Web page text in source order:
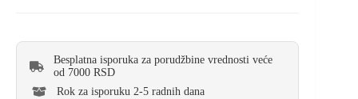
Besplatna isporuka za porudžbine vrednosti veće
od 7000 RSD
Rok za isporuku 2-5 radnih dana